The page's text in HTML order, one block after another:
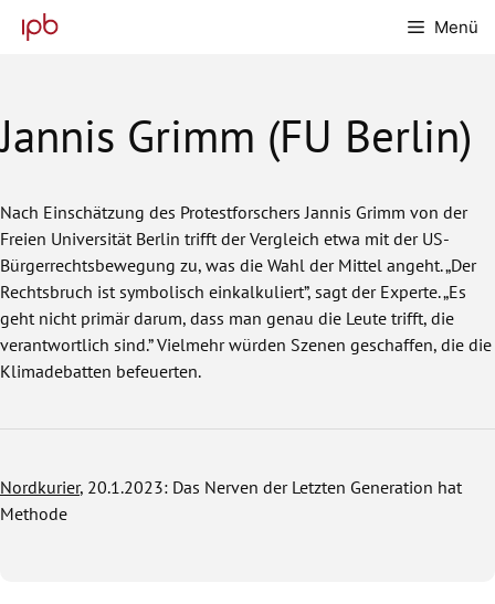
Inhalt
Menü
Jannis Grimm (FU Berlin)
Nach Einschätzung des Protestforschers Jannis Grimm von der
Freien Universität Berlin trifft der Vergleich etwa mit der US-
Bürgerrechtsbewegung zu, was die Wahl der Mittel angeht. „Der
Rechtsbruch ist symbolisch einkalkuliert”, sagt der Experte. „Es
geht nicht primär darum, dass man genau die Leute trifft, die
verantwortlich sind.” Vielmehr würden Szenen geschaffen, die die
Klimadebatten befeuerten.
Nordkurier, 20.1.2023: Das Nerven der Letzten Generation hat
Methode